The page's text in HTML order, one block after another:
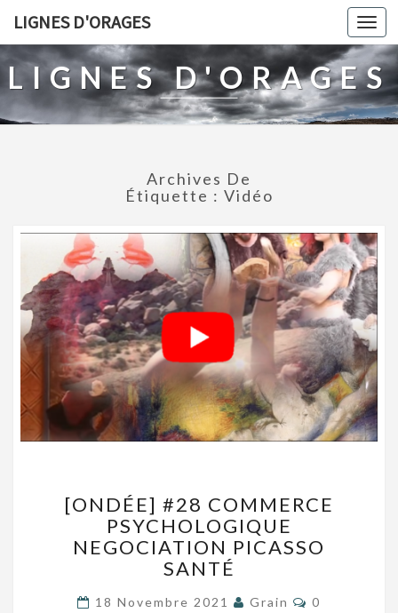
LIGNES D'ORAGES
LIGNES D'ORAGES
Archives De
Étiquette : Vidéo
#28
COMMERCE
PSYCHOLOGIQUE
NEGOCIATION
SANTÉ
[ONDÉE] #28 COMMERCE
PSYCHOLOGIQUE
NEGOCIATION PICASSO
SANTÉ
18 Novembre 2021 Grain
0